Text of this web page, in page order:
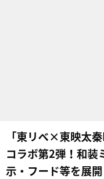
「東リベ×東映太
コラボ第2弾！和装
示・フード等を展開